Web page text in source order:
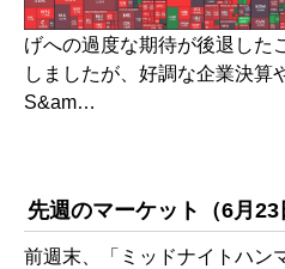
げへの過度な期待が後退した
しましたが、好調な企業決算
S&am…
先週のマーケット（6月23
前週末、「ミッドナイトハン